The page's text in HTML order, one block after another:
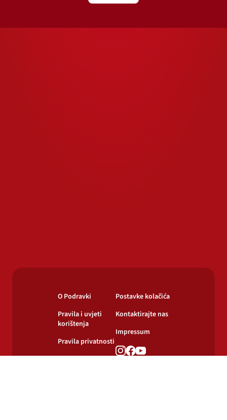
O Podravki
Pravila i uvjeti
korištenja
Pravila privatnosti
Postavke kolačića
Kontaktirajte nas
Impressum